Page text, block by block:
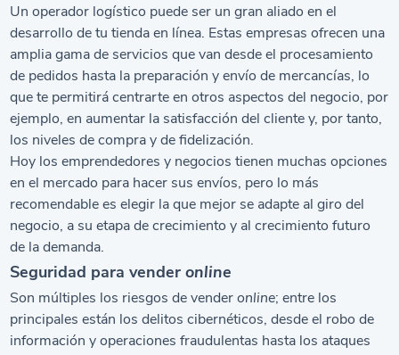
Un operador logístico puede ser un gran aliado en el
desarrollo de tu tienda en línea. Estas empresas ofrecen una
amplia gama de servicios que van desde el procesamiento
de pedidos hasta la preparación y envío de mercancías, lo
que te permitirá centrarte en otros aspectos del negocio, por
ejemplo, en aumentar la satisfacción del cliente y, por tanto,
los niveles de compra y de fidelización.
Hoy los emprendedores y negocios tienen muchas opciones
en el mercado para hacer sus envíos, pero lo más
recomendable es elegir la que mejor se adapte al giro del
negocio, a su etapa de crecimiento y al crecimiento futuro
de la demanda.
Seguridad para venderonline
Son múltiples los riesgos de venderonline; entre los
principales están los delitos cibernéticos, desde el robo de
información y operaciones fraudulentas hasta los ataques